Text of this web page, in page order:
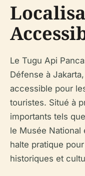
Le Tugu Api
Défense à
accessible pour
touristes. Situé à
importants tels
le Musée
halte pratique
historiques et